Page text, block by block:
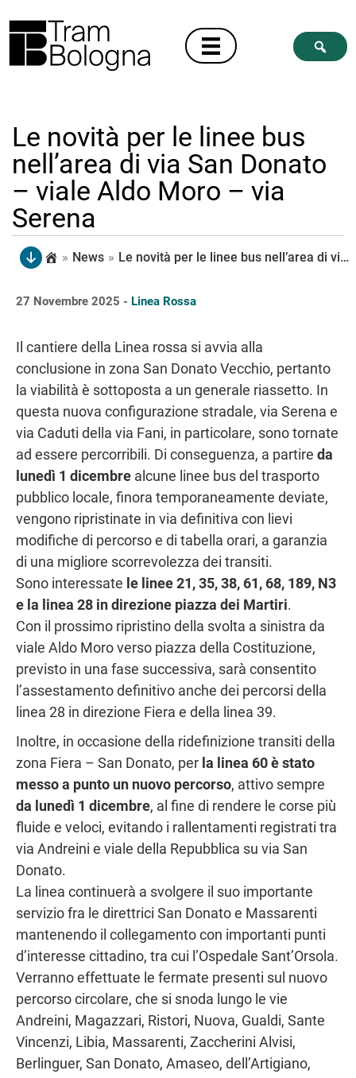
Le novità per le linee bus
nell’area di via San Donato
– viale Aldo Moro – via
Serena
» News » Le novità per le linee bus nell’area di via San Donato – viale Aldo Moro – via Serena
27 Novembre 2025 - Linea Rossa
Il cantiere della Linea rossa si avvia alla
conclusione in zona San Donato Vecchio, pertanto
la viabilità è sottoposta a un generale riassetto. In
questa nuova configurazione stradale, via Serena e
via Caduti della via Fani, in particolare, sono tornate
ad essere percorribili. Di conseguenza, a partire da
lunedì 1 dicembre alcune linee bus del trasporto
pubblico locale, finora temporaneamente deviate,
vengono ripristinate in via definitiva con lievi
modifiche di percorso e di tabella orari, a garanzia
di una migliore scorrevolezza dei transiti.
Sono interessate le linee 21, 35, 38, 61, 68, 189, N3
e la linea 28 in direzione piazza dei Martiri.
Con il prossimo ripristino della svolta a sinistra da
viale Aldo Moro verso piazza della Costituzione,
previsto in una fase successiva, sarà consentito
l’assestamento definitivo anche dei percorsi della
linea 28 in direzione Fiera e della linea 39.
Inoltre, in occasione della ridefinizione transiti della
zona Fiera – San Donato, per la linea 60è stato
messo a punto un nuovo percorso, attivo sempre
da lunedì 1 dicembre, al fine di rendere le corse più
fluide e veloci, evitando i rallentamenti registrati tra
via Andreini e viale della Repubblica su via San
Donato.
La linea continuerà a svolgere il suo importante
servizio fra le direttrici San Donato e Massarenti
mantenendo il collegamento con importanti punti
d’interesse cittadino, tra cui l’Ospedale Sant’Orsola.
Verranno effettuate le fermate presenti sul nuovo
percorso circolare, che si snoda lungo le vie
Andreini, Magazzari, Ristori, Nuova, Gualdi, Sante
Vincenzi, Libia, Massarenti, Zaccherini Alvisi,
Berlinguer, San Donato, Amaseo, dell’Artigiano,